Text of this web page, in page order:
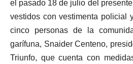
el pasado 18 de julio del
vestidos con vestimenta policial
cinco personas de la
garífuna, Snaider Centeno,
Triunfo, que cuenta con